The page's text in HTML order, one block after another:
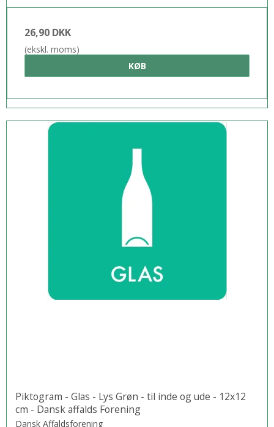
26,90 DKK
(ekskl. moms)
KØB
Piktogram - Glas - Lys Grøn - til inde og ude - 12x12
cm - Dansk affalds Forening
Dansk Affaldsforening